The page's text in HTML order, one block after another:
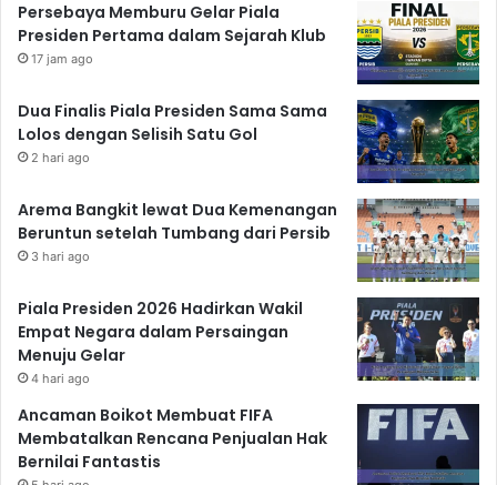
Persebaya Memburu Gelar Piala
Presiden Pertama dalam Sejarah Klub
17 jam ago
Dua Finalis Piala Presiden Sama Sama
Lolos dengan Selisih Satu Gol
2 hari ago
Arema Bangkit lewat Dua Kemenangan
Beruntun setelah Tumbang dari Persib
3 hari ago
Piala Presiden 2026 Hadirkan Wakil
Empat Negara dalam Persaingan
Menuju Gelar
4 hari ago
Ancaman Boikot Membuat FIFA
Membatalkan Rencana Penjualan Hak
Bernilai Fantastis